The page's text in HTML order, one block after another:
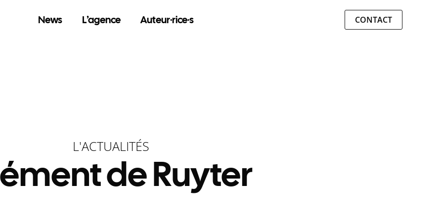
News L’agence Auteur·rice·s CONTACT
L'ACTUALITÉS
de Ruyter